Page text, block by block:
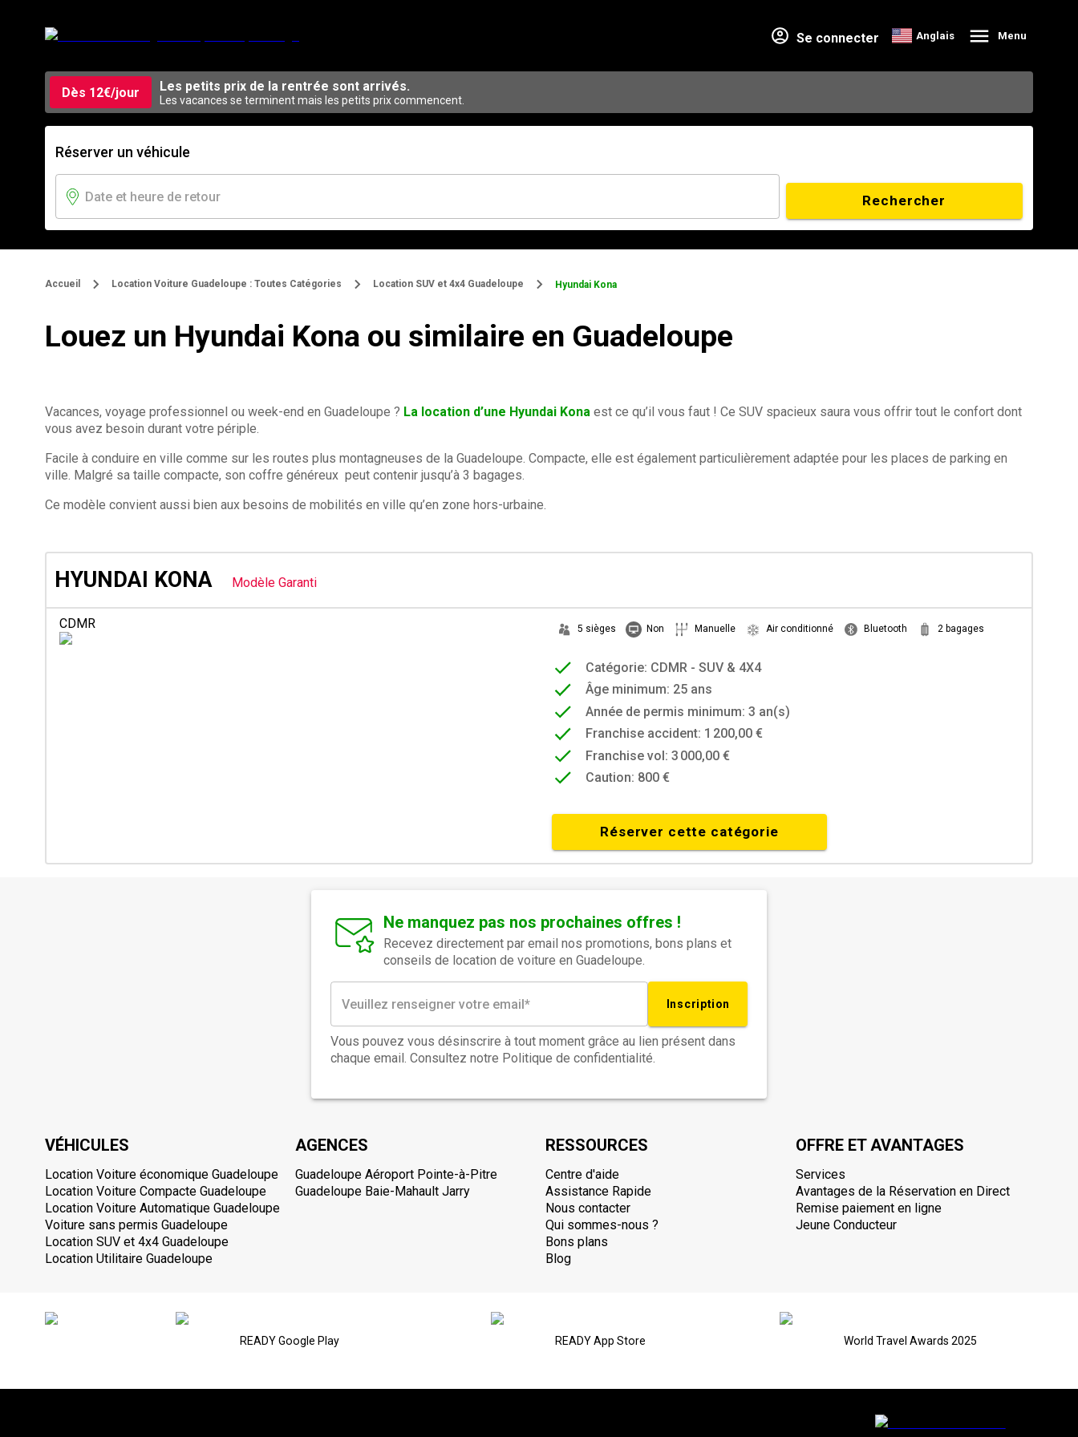
Se connecter Anglais Menu
Dès 12€/jour Les petits prix de la rentrée sont arrivés.
Les vacances se terminent mais les petits prix commencent.
Réserver un véhicule
Rechercher
Accueil Location Voiture Guadeloupe : Toutes Catégories Location SUV et 4x4 Guadeloupe Hyundai Kona
Louez un Hyundai Kona ou similaire en Guadeloupe
Vacances, voyage professionnel ou week-end en Guadeloupe ? La location d’une Hyundai Kona est ce qu’il vous faut ! Ce SUV spacieux saura vous offrir tout le confort dont
vous avez besoin durant votre périple.
Facile à conduire en ville comme sur les routes plus montagneuses de la Guadeloupe. Compacte, elle est également particulièrement adaptée pour les places de parking en
ville. Malgré sa taille compacte, son coffre généreux peut contenir jusqu’à 3 bagages.
Ce modèle convient aussi bien aux besoins de mobilités en ville qu’en zone hors-urbaine.
HYUNDAI KONA Modèle Garanti
CDMR 5 sièges Non Manuelle Air conditionné Bluetooth 2 bagages
Catégorie: CDMR - SUV & 4X4
Âge minimum: 25 ans
Année de permis minimum: 3 an(s)
Franchise accident: 1 200,00 €
Franchise vol: 3 000,00 €
Caution: 800 €
Réserver cette catégorie
Ne manquez pas nos prochaines offres !
Recevez directement par email nos promotions, bons plans et
conseils de location de voiture en Guadeloupe.
Inscription
Vous pouvez vous désinscrire à tout moment grâce au lien présent dans
chaque email. Consultez notre Politique de confidentialité.
VÉHICULES
Location Voiture économique Guadeloupe
Location Voiture Compacte Guadeloupe
Location Voiture Automatique Guadeloupe
Voiture sans permis Guadeloupe
Location SUV et 4x4 Guadeloupe
Location Utilitaire Guadeloupe
AGENCES
Guadeloupe Aéroport Pointe-à-Pitre
Guadeloupe Baie-Mahault Jarry
RESSOURCES
Centre d'aide
Assistance Rapide
Nous contacter
Qui sommes-nous ?
Bons plans
Blog
OFFRE ET AVANTAGES
Services
Avantages de la Réservation en Direct
Remise paiement en ligne
Jeune Conducteur
READY Google Play READY App Store World Travel Awards 2025